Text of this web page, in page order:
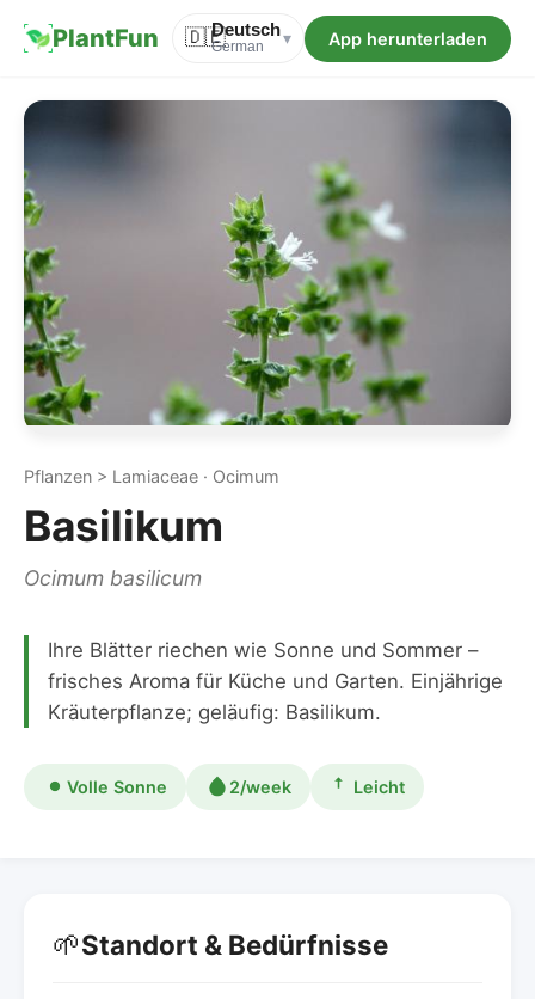
PlantFun 🇩🇪Deutsch
German ▾ App herunterladen
Pflanzen > Lamiaceae · Ocimum
Basilikum
Ocimum basilicum
Ihre Blätter riechen wie Sonne und Sommer –
frisches Aroma für Küche und Garten. Einjährige
Kräuterpflanze; geläufig: Basilikum.
Volle Sonne 2/week Leicht
🌱Standort & Bedürfnisse